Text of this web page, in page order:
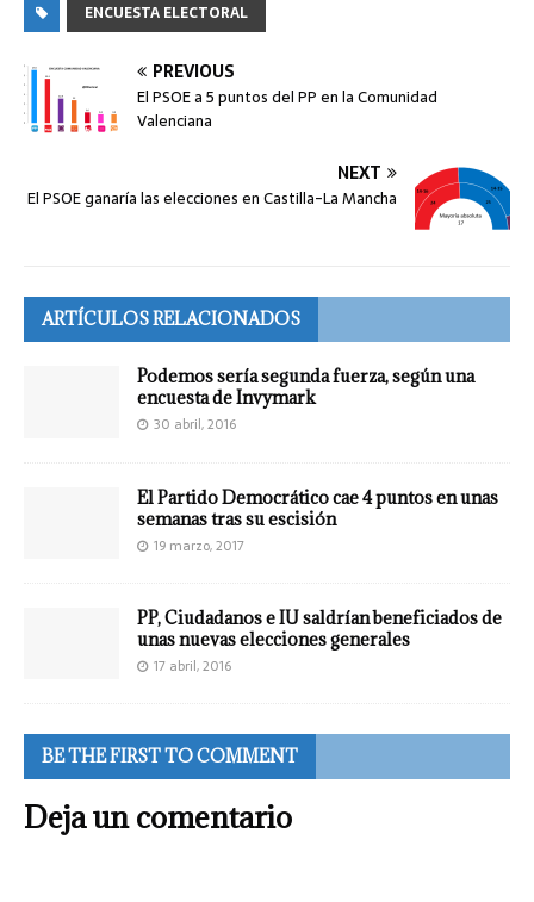
ENCUESTA ELECTORAL
PREVIOUS
El PSOE a 5 puntos del PP en la Comunidad
Valenciana
NEXT
El PSOE ganaría las elecciones en Castilla-La Mancha
ARTÍCULOS RELACIONADOS
Podemos sería segunda fuerza, según una
encuesta de Invymark
30 abril, 2016
El Partido Democrático cae 4 puntos en unas
semanas tras su escisión
19 marzo, 2017
PP, Ciudadanos e IU saldrían beneficiados de
unas nuevas elecciones generales
17 abril, 2016
BE THE FIRST TO COMMENT
Deja un comentario